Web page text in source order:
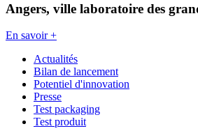
Angers, ville laboratoire des
En savoir +
Actualités
Bilan de lancement
Potentiel d'innovation
Presse
Test packaging
Test produit